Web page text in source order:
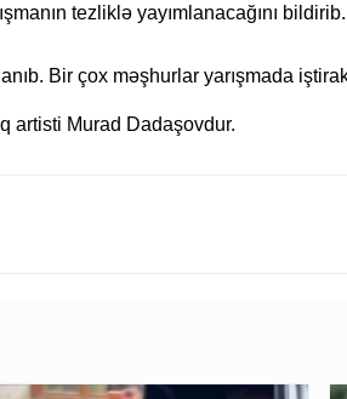
tezliklə yayımlanacağını bildirib.
Bir çox məşhurlar yarışmada
artisti Murad Dadaşovdur.